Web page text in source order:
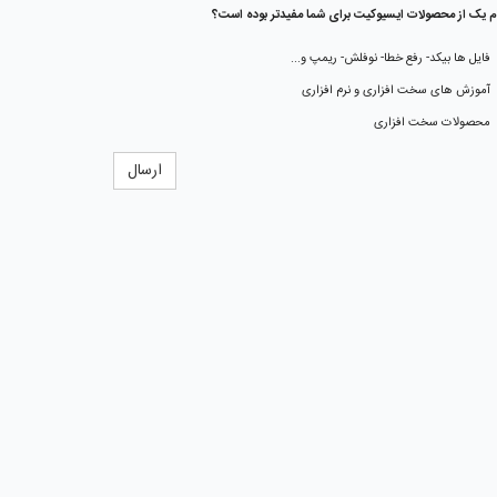
یک از محصولات ایسیوکیت برای شما مفیدتر بوده است؟
فایل ها بیکد- رفع خطا- نوفلش- ریمپ و...
آموزش های سخت افزاری و نرم افزاری
محصولات سخت افزاری
ارسال